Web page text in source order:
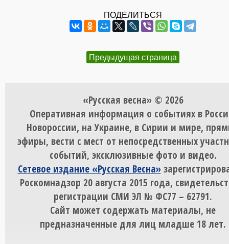
ПОДЕЛИТЬСЯ
Предыдущая страница
«Русская весна» © 2026
Оперативная информация о событиях в
Новороссии, на Украине, в Сирии и мире,
эфиры, вести с мест от непосредственных
событий, эксклюзивные фото и видео.
Сетевое издание «Русская Весна»
Роскомнадзор 20 августа 2015 года,
регистрации СМИ ЭЛ № ФС77 – 62791.
Сайт может содержать материалы, не
предназначенные для лиц младше 18 лет.